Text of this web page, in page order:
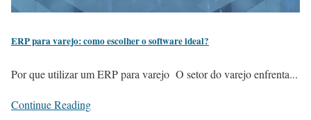
ERP para varejo: como escolher o software ideal?
Por que utilizar um ERP para varejo O setor do varejo enfrenta...
Continue Reading